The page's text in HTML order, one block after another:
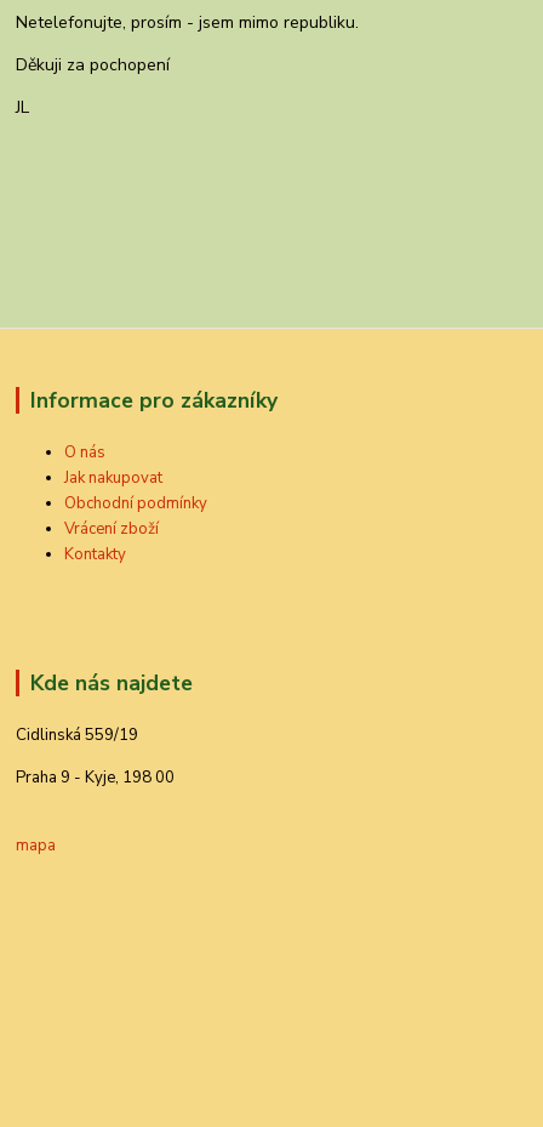
Netelefonujte, prosím - jsem mimo republiku.
Děkuji za pochopení
JL
Informace pro zákazníky
O nás
Jak nakupovat
Obchodní podmínky
Vrácení zboží
Kontakty
Kde nás najdete
Cidlinská 559/19
Praha 9 - Kyje, 198 00
mapa